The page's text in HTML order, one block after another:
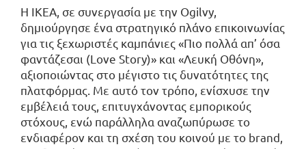
Η ΙΚΕΑ, σε συνεργασία με την Ogilvy,
δημιούργησε ένα στρατηγικό πλάνο επικοινωνίας
για τις ξεχωριστές καμπάνιες «Πιο πολλά απ’ όσα
φαντάζεσαι (Love Story)» και «Λευκή Οθόνη»,
αξιοποιώντας στο μέγιστο τις δυνατότητες της
πλατφόρμας. Με αυτό τον τρόπο, ενίσχυσε την
εμβέλειά τους, επιτυγχάνοντας εμπορικούς
στόχους, ενώ παράλληλα αναζωπύρωσε το
ενδιαφέρον και τη σχέση του κοινού με το brand,